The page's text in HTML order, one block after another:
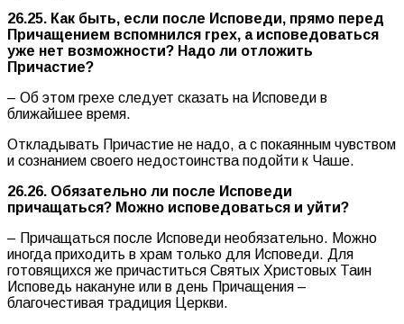
26.25. Как быть, если после Исповеди, прямо перед
Причащением вспомнился грех, а исповедоваться
уже нет возможности? Надо ли отложить
Причастие?
– Об этом грехе следует сказать на Исповеди в
ближайшее время.
Откладывать Причастие не надо, а с покаянным чувством
и сознанием своего недостоинства подойти к Чаше.
26.26. Обязательно ли после Исповеди
причащаться? Можно исповедоваться и уйти?
– Причащаться после Исповеди необязательно. Можно
иногда приходить в храм только для Исповеди. Для
готовящихся же причаститься Святых Христовых Таин
Исповедь накануне или в день Причащения –
благочестивая традиция Церкви.